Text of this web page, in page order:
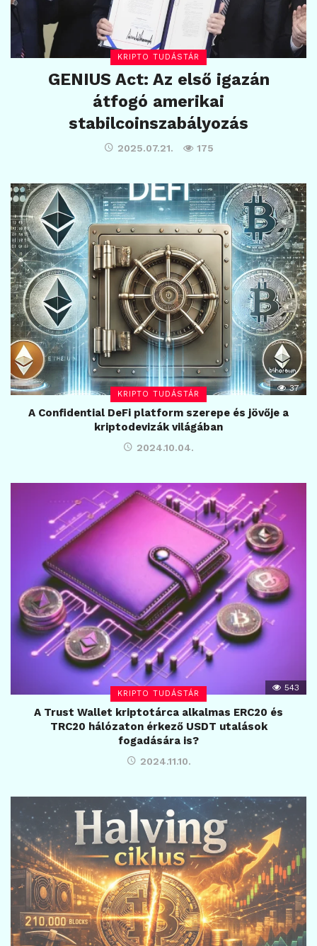
KRIPTO TUDÁSTÁR
GENIUS Act: Az első igazán
átfogó amerikai
stabilcoinszabályozás
2025.07.21. 175
KRIPTO TUDÁSTÁR
37
A Confidential DeFi platform szerepe és jövője a
kriptodevizák világában
2024.10.04.
KRIPTO TUDÁSTÁR
543
A Trust Wallet kriptotárca alkalmas ERC20 és
TRC20 hálózaton érkező USDT utalások
fogadására is?
2024.11.10.